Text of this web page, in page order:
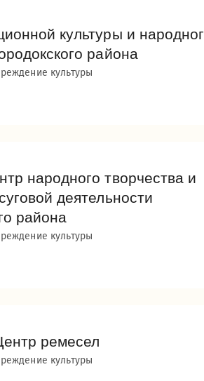
культуры и
района
культуры
народного творчества и
деятельности
района
культуры
ремесел
культуры